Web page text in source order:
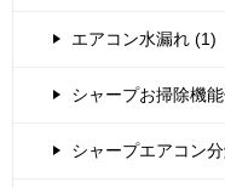
エアコン水漏れ (1)
シャープお掃除機
シャープエアコン